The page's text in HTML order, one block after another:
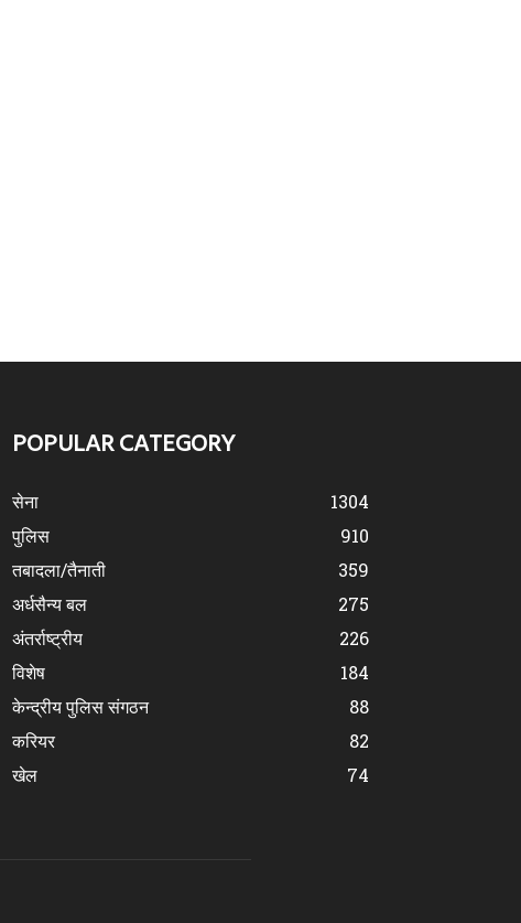
POPULAR CATEGORY
सेना
1304
पुलिस
910
तबादला/तैनाती
359
अर्धसैन्य बल
275
अंतर्राष्ट्रीय
226
विशेष
184
केन्द्रीय पुलिस संगठन
88
करियर
82
खेल
74